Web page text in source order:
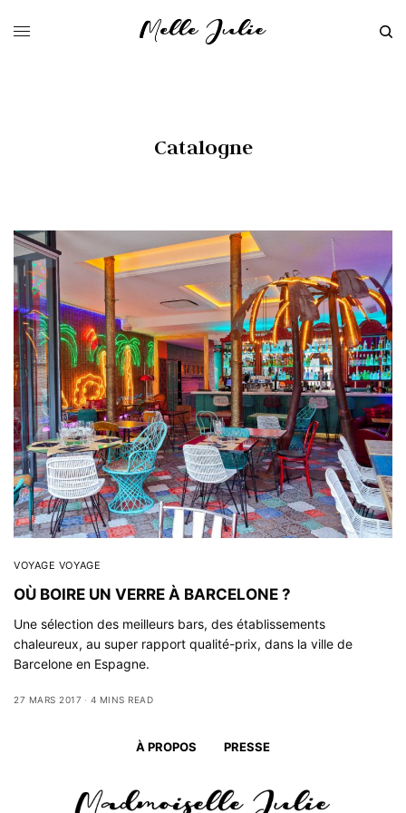
Catalogne
VOYAGE VOYAGE
OÙ BOIRE UN VERRE À BARCELONE ?
Une sélection des meilleurs bars, des établissements
chaleureux, au super rapport qualité-prix, dans la ville de
Barcelone en Espagne.
27 MARS 2017 4 MINS READ
À PROPOS PRESSE